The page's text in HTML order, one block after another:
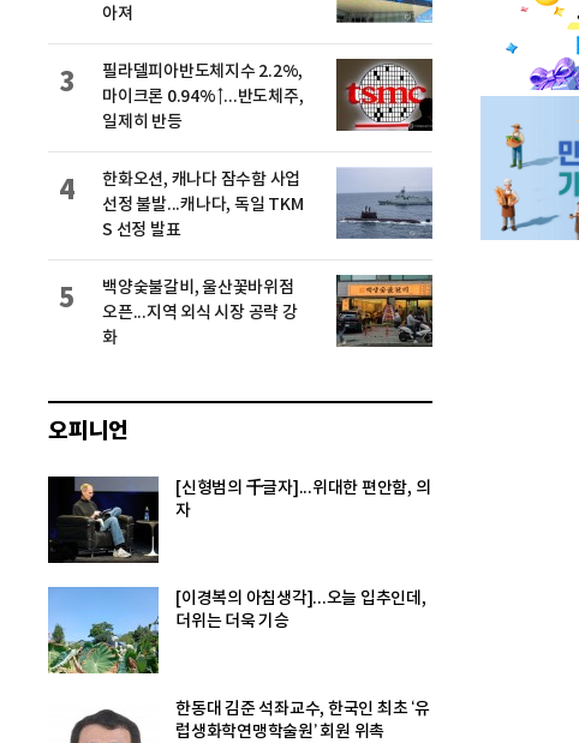
아져
필라델피아반도체지수 2.2%,
마이크론 0.94%↑...반도체주,
일제히 반등
3
한화오션, 캐나다 잠수함 사업
선정 불발...캐나다, 독일 TKM
S 선정 발표
4
백양숯불갈비, 울산꽃바위점
오픈...지역 외식 시장 공략 강
화
5
오피니언
[신형범의 千글자]...위대한 편안함, 의
자
[이경복의 아침생각]...오늘 입추인데,
더위는 더욱 기승
한동대 김준 석좌교수, 한국인 최초 ‘유
럽생화학연맹학술원’ 회원 위촉